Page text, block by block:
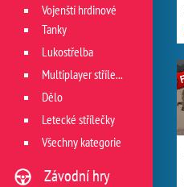
Vojenští hrdinové
Tanky
Lukostřelba
Multiplayer střílečky
Dělo
Letecké střílečky
Všechny kategorie
Závodní hry